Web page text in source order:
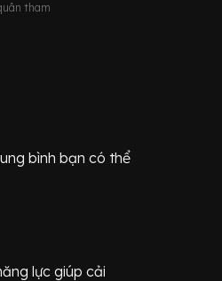
tham
bình bạn có thể
lực giúp cải